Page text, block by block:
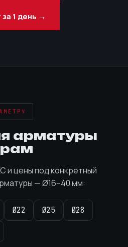
1 день →
арматуры
и цены под конкретный
— Ø16–40 мм:
Ø22 Ø25 Ø28